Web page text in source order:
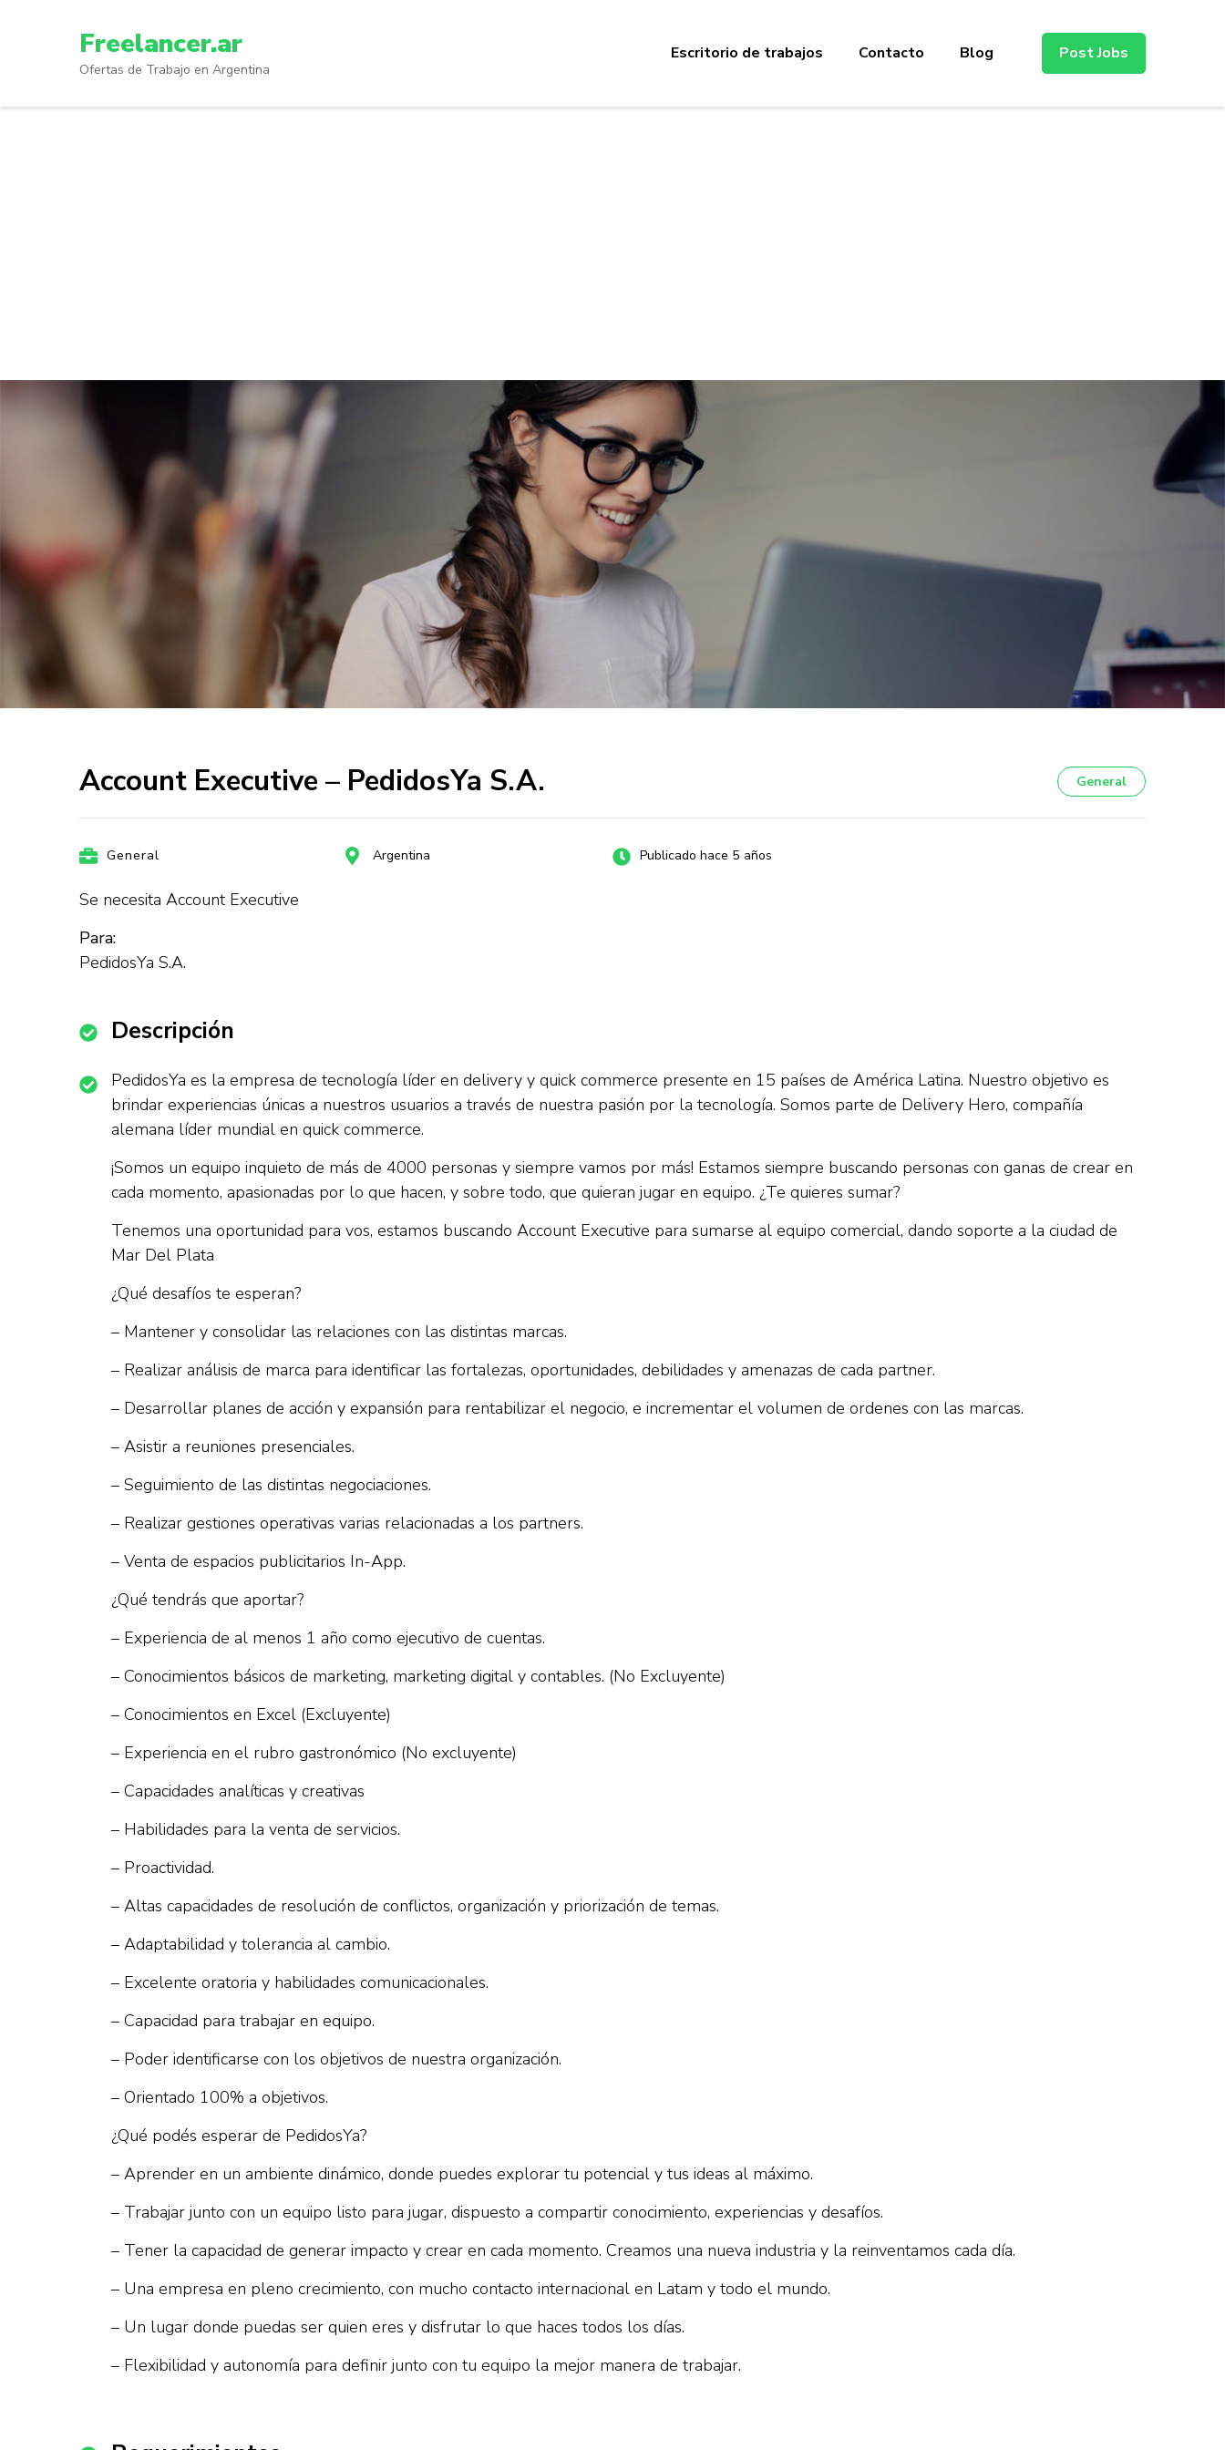
Enter)
Freelancer.ar
Ofertas de Trabajo en Argentina
Escritorio de trabajos Contacto Blog Post Jobs
Account Executive – PedidosYa S.A. General
General Argentina Publicado hace 5 años
Se necesita Account Executive
Para:
PedidosYa S.A.
Descripción
PedidosYa es la empresa de tecnología líder en delivery y quick commerce presente en 15 países de América Latina. Nuestro objetivo es
brindar experiencias únicas a nuestros usuarios a través de nuestra pasión por la tecnología. Somos parte de Delivery Hero, compañía
alemana líder mundial en quick commerce.
¡Somos un equipo inquieto de más de 4000 personas y siempre vamos por más! Estamos siempre buscando personas con ganas de crear en
cada momento, apasionadas por lo que hacen, y sobre todo, que quieran jugar en equipo. ¿Te quieres sumar?
Tenemos una oportunidad para vos, estamos buscando Account Executive para sumarse al equipo comercial, dando soporte a la ciudad de
Mar Del Plata
¿Qué desafíos te esperan?
– Mantener y consolidar las relaciones con las distintas marcas.
– Realizar análisis de marca para identificar las fortalezas, oportunidades, debilidades y amenazas de cada partner.
– Desarrollar planes de acción y expansión para rentabilizar el negocio, e incrementar el volumen de ordenes con las marcas.
– Asistir a reuniones presenciales.
– Seguimiento de las distintas negociaciones.
– Realizar gestiones operativas varias relacionadas a los partners.
– Venta de espacios publicitarios In-App.
¿Qué tendrás que aportar?
– Experiencia de al menos 1 año como ejecutivo de cuentas.
– Conocimientos básicos de marketing, marketing digital y contables. (No Excluyente)
– Conocimientos en Excel (Excluyente)
– Experiencia en el rubro gastronómico (No excluyente)
– Capacidades analíticas y creativas
– Habilidades para la venta de servicios.
– Proactividad.
– Altas capacidades de resolución de conflictos, organización y priorización de temas.
– Adaptabilidad y tolerancia al cambio.
– Excelente oratoria y habilidades comunicacionales.
– Capacidad para trabajar en equipo.
– Poder identificarse con los objetivos de nuestra organización.
– Orientado 100% a objetivos.
¿Qué podés esperar de PedidosYa?
– Aprender en un ambiente dinámico, donde puedes explorar tu potencial y tus ideas al máximo.
– Trabajar junto con un equipo listo para jugar, dispuesto a compartir conocimiento, experiencias y desafíos.
– Tener la capacidad de generar impacto y crear en cada momento. Creamos una nueva industria y la reinventamos cada día.
– Una empresa en pleno crecimiento, con mucho contacto internacional en Latam y todo el mundo.
– Un lugar donde puedas ser quien eres y disfrutar lo que haces todos los días.
– Flexibilidad y autonomía para definir junto con tu equipo la mejor manera de trabajar.